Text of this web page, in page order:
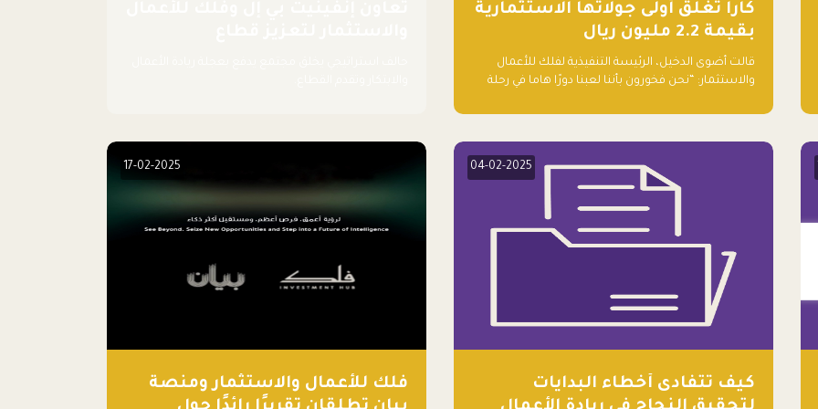
كارا تغلق أولى جولاتها الاستثمارية
بقيمة 2.2 مليون ريال
قالت أضوى الدخيل، الرئيسة التنفيذية لفلك للأعمال
والاستثمار: “نحن فخورون بأننا لعبنا دورًا هاما في رحلة
البيئة. إن التزامهم بالاستدامة ليس جيدًا لكوكبنا
04-02-2025
كيف تتفادى أخطاء البدايات
17-02-2025
فلك للأعمال والاستثمار ومنصة